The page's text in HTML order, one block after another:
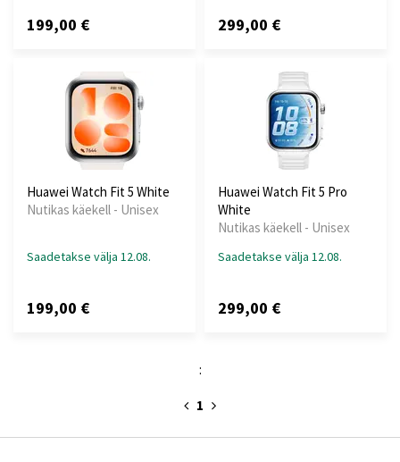
199,00 € 299,00 €
Huawei Watch Fit 5 White
Nutikas käekell - Unisex
Saadetakse välja 12.08.
199,00 €
Huawei Watch Fit 5 Pro
White
Nutikas käekell - Unisex
Saadetakse välja 12.08.
299,00 €
:
1